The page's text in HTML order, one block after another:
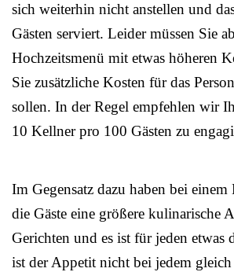
sich weiterhin nicht anstellen und
Gästen serviert. Leider müssen Sie
Hochzeitsmenü mit etwas höheren
Sie zusätzliche Kosten für das
sollen. In der Regel empfehlen wir
10 Kellner pro 100 Gästen zu
Im Gegensatz dazu haben bei
die Gäste eine größere kulinarische
Gerichten und es ist für jeden etwas
ist der Appetit nicht bei jedem